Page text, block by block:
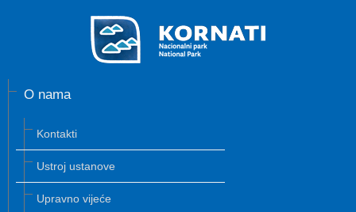
O nama
Kontakti
Ustroj ustanove
Upravno vijeće